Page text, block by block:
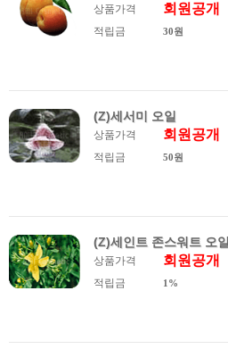
상품가격 회원공개
적립금 30원
(Z)세서미 오일
상품가격 회원공개
적립금 50원
(Z)세인트 존스워트 오일
상품가격 회원공개
적립금 1%